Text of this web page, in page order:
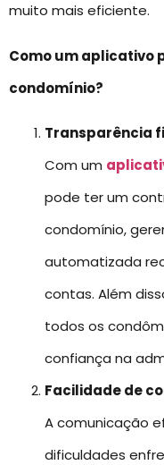
muito mais eficiente.
Como um aplicativo
condomínio?
Transparência
Com um
pode ter um
condomínio,
automatizada
contas. Além
todos os
confiança na
Facilidade de
A comunicação
dificuldades